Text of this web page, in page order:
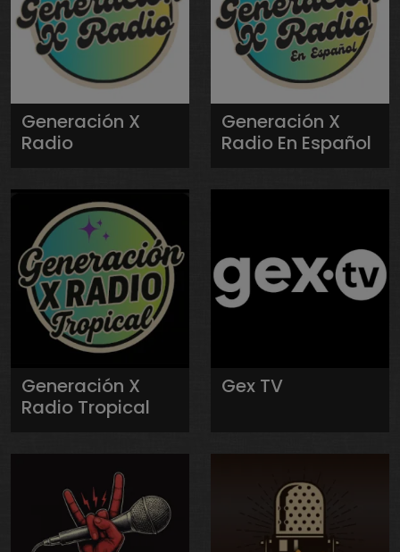
Generación X
Radio
Generación X
Radio En Español
Generación X
Radio Tropical
Gex TV